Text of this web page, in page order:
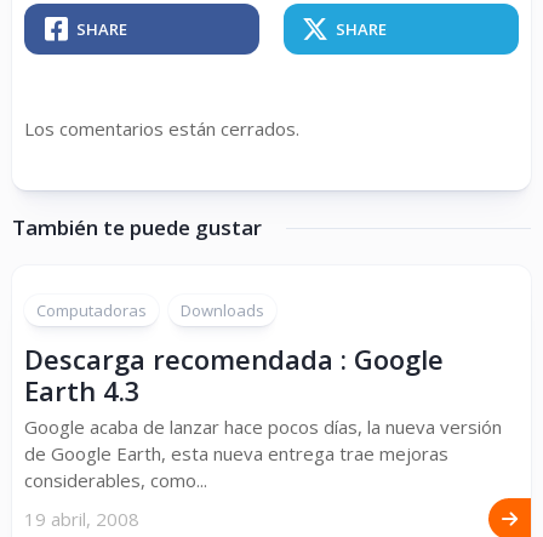
SHARE SHARE
Los comentarios están cerrados.
También te puede gustar
Computadoras Downloads
Descarga recomendada : Google
Earth 4.3
Google acaba de lanzar hace pocos días, la nueva versión
de Google Earth, esta nueva entrega trae mejoras
considerables, como...
19 abril, 2008